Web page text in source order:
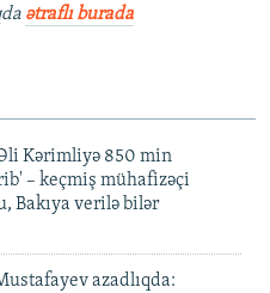
ətraflı burada
Kərimliyə 850 min
– keçmiş mühafizəçi
Bakıya verilə bilər
azadlıqda: